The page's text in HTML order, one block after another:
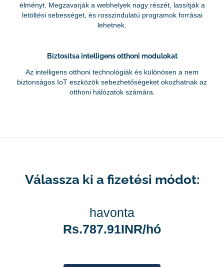
élményt. Megzavarják a webhelyek nagy részét, lassítják a
letöltési sebességet, és rosszindulatú programok forrásai
lehetnek.
Biztosítsa intelligens otthoni modulokat
Az intelligens otthoni technológiák és különösen a nem
biztonságos IoT eszközök sebezhetőségeket okozhatnak az
otthoni hálózatok számára.
Válassza ki a fizetési módot:
havonta
Rs.787.91INR/hó